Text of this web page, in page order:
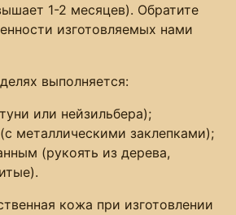
1-2 месяцев). Обратите
изготовляемых нами
выполняется:
или нейзильбера);
металлическими заклепками);
(рукоять из дерева,
кожа при изготовлении